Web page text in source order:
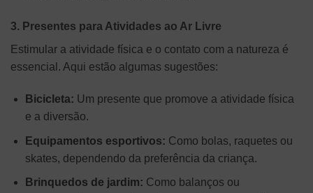
3. Presentes para Atividades ao Ar Livre
Estimular a atividade física e o contato com a natureza é
essencial. Aqui estão algumas sugestões:
Bicicleta: Um presente que promove a atividade física
e a diversão.
Equipamentos esportivos: Como bolas, raquetes ou
skates, dependendo da preferência da criança.
Brinquedos de jardim: Como balanços ou